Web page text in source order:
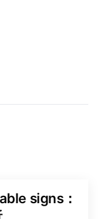
signs：